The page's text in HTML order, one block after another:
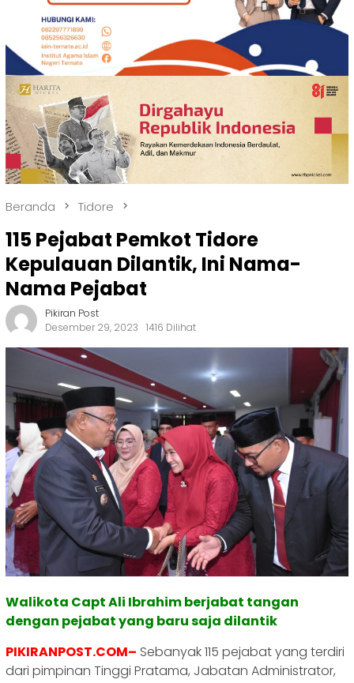
Beranda Tidore
115 Pejabat Pemkot Tidore
Kepulauan Dilantik, Ini Nama-
Nama Pejabat
Pikiran Post
Desember 29, 2023
1416 Dilihat
Walikota Capt Ali Ibrahim berjabat tangan
dengan pejabat yang baru saja dilantik
PIKIRANPOST.COM– Sebanyak 115 pejabat yang terdiri
dari pimpinan Tinggi Pratama, Jabatan Administrator,